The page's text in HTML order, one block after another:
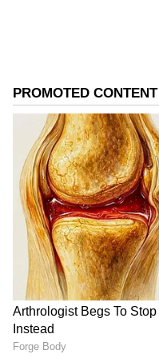
முயற்சிகளை
என்று மெக்சிகோ
கியாசோபன்
சம்பந்தமாக,
மற்றும்
உருவாக்குவதன்
குட்டெரெஸின்
முயற்சிகளை
ஜனாதிபதி
ஒப்ராடரின்
பகிர்ந்து கொள்ள
DOWNLOAD APP